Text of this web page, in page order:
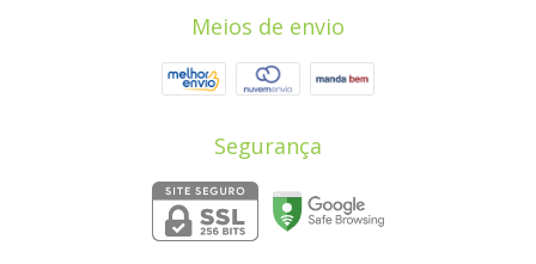
Meios de envio
Segurança